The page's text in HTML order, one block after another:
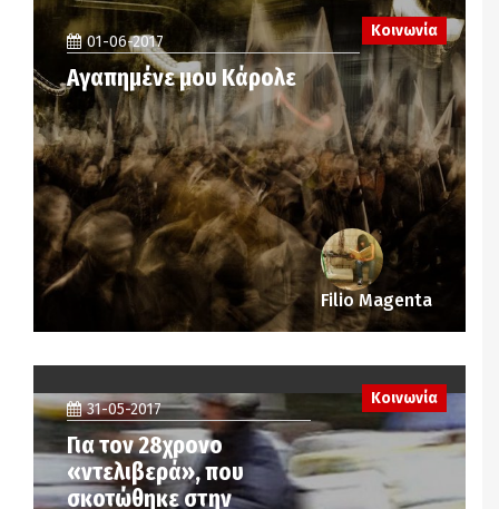
Κοινωνία
01-06-2017
Αγαπημένε μου Κάρολε
Filio Magenta
31-05-2017
Για τον 28χρονο
«ντελιβερά», που
σκοτώθηκε στην
Κοινωνία